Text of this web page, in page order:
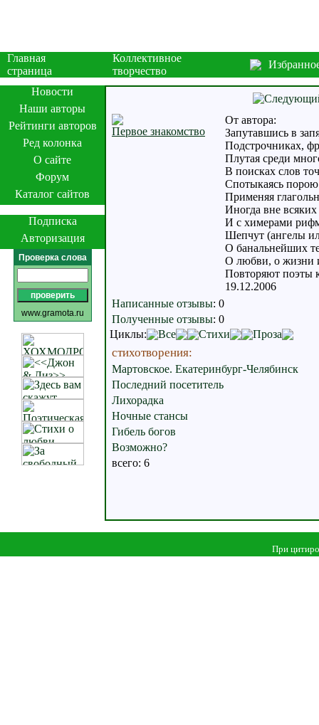
Главная
страница
Коллективное
творчество
Новости
Наши авторы
Рейтинги авторов
Ред колонка
О сайте
Форум
Каталог сайтов
Подписка
Авторизация
Проверка слова
www.gramota.ru
Первое знакомство
От автора:
Запутавшись в
Подстрочниках,
Плутая среди
В поисках слов
Спотыкаясь
Применяя
Иногда вне всяких
И с химерами
Шепчут (ангелы
О банальнейших
О любви, о жизни
Повторяют поэты
19.12.2006
Написанные отзывы: 0
Полученные отзывы: 0
Циклы:
Все Стихи Проза
стихотворения:
Мартовское. Екатеринбург-Челябинск
Последний посетитель
Лихорадка
Ночные стансы
Гибель богов
Возможно?
всего: 6
При